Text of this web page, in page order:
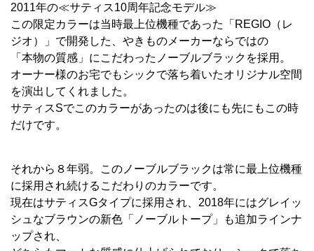
2011年の≪サティス10周年記念モデル≫
この限定カラーは当時最上位機種であった「REGIO（レ
ジオ）」で開発した、やきものメーカーならではの
「本物の質感」にこだわったノーブルブラックを採用。
オーナー様のお宅でもシックで落ち着いたオリジナル空間
を演出してくれました。
サティスSでこのカラーがあったのは後にも先にもこの時
だけです。
それから８年弱。このノーブルブラックは常に最上位機種
に採用され続けるこだわりのカラーです。
現在はサティスGタイプに採用され、2018年にはグレイッ
シュなブラウンの新色「ノーブルトープ」も追加ラインナ
ップされ、